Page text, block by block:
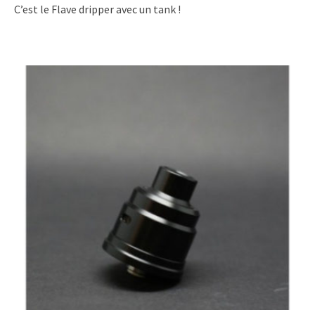
C’est le Flave dripper avec un tank !